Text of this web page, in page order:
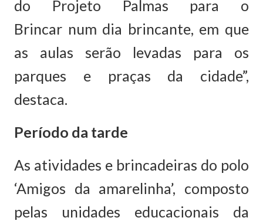
do Projeto Palmas para o
Brincar num dia brincante, em que
as aulas serão levadas para os
parques e praças da cidade”,
destaca.
Período da tarde
As atividades e brincadeiras do polo
‘Amigos da amarelinha’, composto
pelas unidades educacionais da